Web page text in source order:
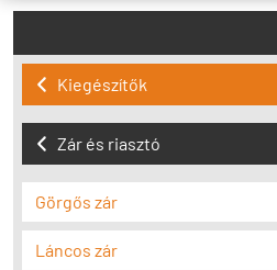
Kiegészítők
Zár és riasztó
Görgős zár
Láncos zár